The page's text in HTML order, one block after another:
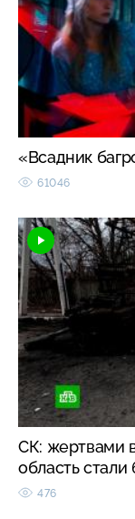
«Всадник
61046
СК: жертвами
область
476